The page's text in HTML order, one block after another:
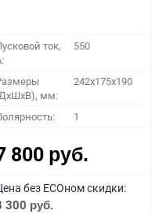
ток,
550
мм:
242x175x190
1
800 руб.
без ECOном скидки:
300 руб.